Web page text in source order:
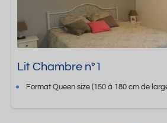
Lit Chambre n°1
FormatQueen size (150 à 180 cm de